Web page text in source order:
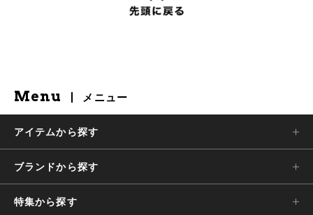
Menu メニュー
アイテムから探す
ブランドから探す
特集から探す